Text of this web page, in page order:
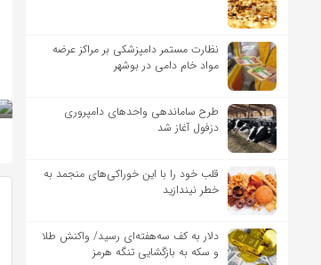
نظارت مستمر دامپزشکی بر مراکز عرضه
مواد خام دامی در بوشهر
طرح ساماندهی واحدهای دامپروری
دزفول آغاز شد
قلب خود را با این خوراکی‌های منجمد به
خطر نیندازید
دلار به کف سه‌هفته‌ای رسید/ واکنش طلا
و سکه به بازگشایی تنگه هرمز